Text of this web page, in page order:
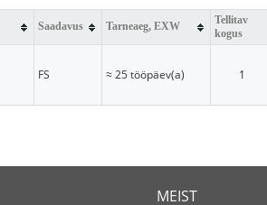
Saadavus Tarneaeg, EXW
Tellitav
kogus
FS ≈ 25 tööpäev(a) 1
MEIST